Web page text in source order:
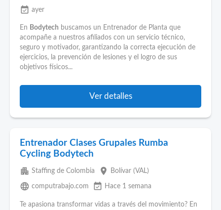
event_available ayer
En Bodytech buscamos un Entrenador de Planta que
acompañe a nuestros afiliados con un servicio técnico,
seguro y motivador, garantizando la correcta ejecución de
ejercicios, la prevención de lesiones y el logro de sus
objetivos físicos...
Ver detalles
Entrenador Clases Grupales Rumba
Cycling Bodytech
apartment Staffing de Colombia place Bolívar (VAL)
language computrabajo.com event_available Hace 1 semana
Te apasiona transformar vidas a través del movimiento? En